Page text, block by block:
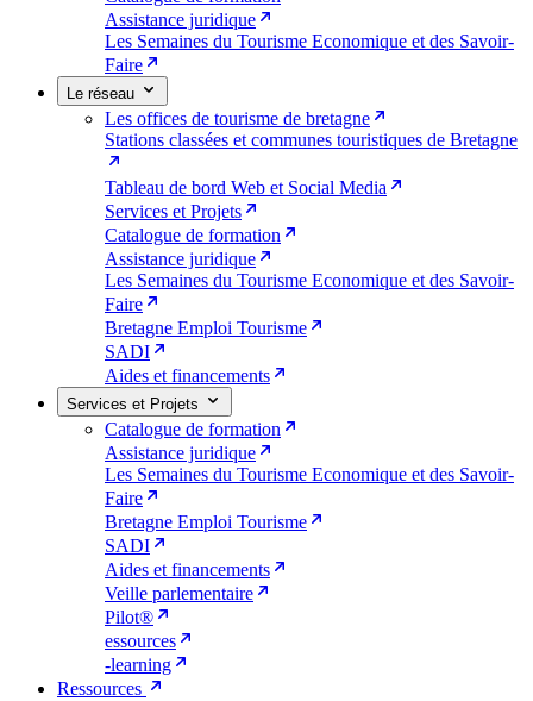
Assistance juridique
Les Semaines du Tourisme Economique et des Savoir-
Faire
Le réseau
Les offices de tourisme de bretagne
Stations classées et communes touristiques de Bretagne
Tableau de bord Web et Social Media
Services et Projets
Catalogue de formation
Assistance juridique
Les Semaines du Tourisme Economique et des Savoir-
Faire
Bretagne Emploi Tourisme
SADI
Aides et financements
Services et Projets
Catalogue de formation
Assistance juridique
Les Semaines du Tourisme Economique et des Savoir-
Faire
Bretagne Emploi Tourisme
SADI
Aides et financements
Veille parlementaire
Pilot®
essources
-learning
Ressources